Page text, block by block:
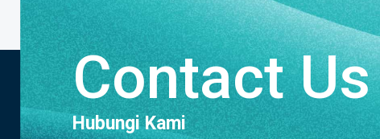
Contact Us
Hubungi Kami